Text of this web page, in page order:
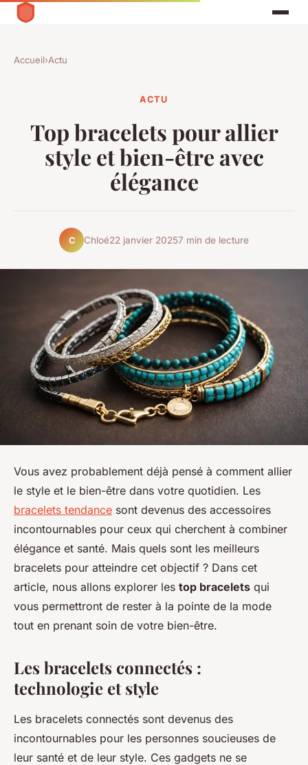
Accueil›Actu
ACTU
Top bracelets pour allier
style et bien-être avec
élégance
C Chloé22 janvier 20257 min de lecture
Vous avez probablement déjà pensé à comment allier
le style et le bien-être dans votre quotidien. Les
bracelets tendance sont devenus des accessoires
incontournables pour ceux qui cherchent à combiner
élégance et santé. Mais quels sont les meilleurs
bracelets pour atteindre cet objectif ? Dans cet
article, nous allons explorer les top bracelets qui
vous permettront de rester à la pointe de la mode
tout en prenant soin de votre bien-être.
Les bracelets connectés :
technologie et style
Les bracelets connectés sont devenus des
incontournables pour les personnes soucieuses de
leur santé et de leur style. Ces gadgets ne se